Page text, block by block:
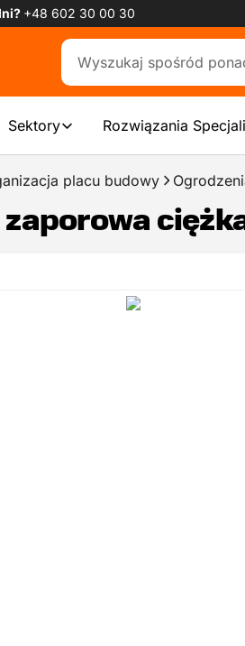
+48 602 30 00 30
Sektory Rozwiązania
placu budowy